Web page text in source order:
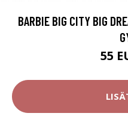
BARBIE BIG CITY BIG
55